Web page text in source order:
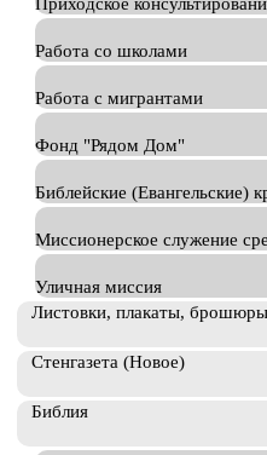
Приходское
Работа со школами
Работа с мигрантами
Фонд "Рядом Дом"
Библейские (Евангельские)
Миссионерское служение
Уличная миссия
Листовки, плакаты, брошюры
Стенгазета (Новое)
Библия